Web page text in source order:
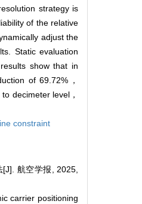
strategy is
of the relative
adjust the
Static evaluation
show that in
of 69.72%，
decimeter level，
constraint
航空学报, 2025,
carrier positioning